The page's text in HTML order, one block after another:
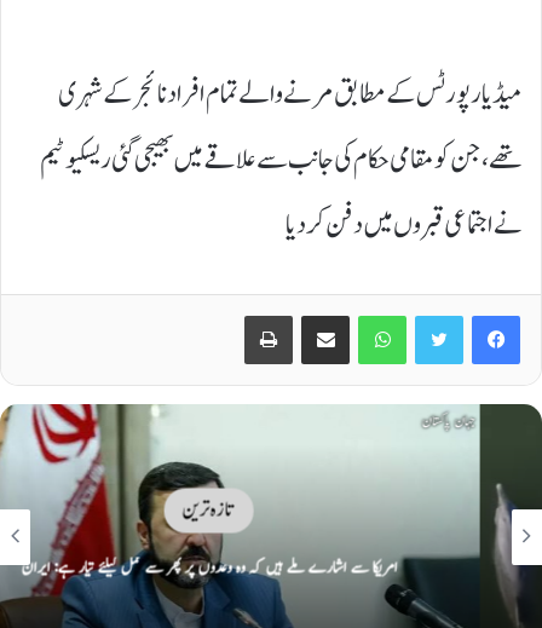
میڈیا رپورٹس کے مطابق مرنے والے تمام افراد نائجر کے شہری
تھے، جن کو مقامی حکام کی جانب سے علاقے میں بھیجی گئی ریسکیو ٹیم
نے اجتماعی قبروں میں دفن کر دیا
Facebook
Twitter
WhatsApp
Share via Email
Print
تازہ ترین
امریکا سے اشارے ملے ہیں کہ وہ وعدوں پر پھر سے عمل کیلئے تیار ہے: ایران